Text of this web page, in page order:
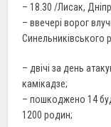
– 18.30 /Лисак,
– ввечері ворог
Синельниківського
– двічі за день
камікадзе;
– пошкоджено 14
1200 родин;